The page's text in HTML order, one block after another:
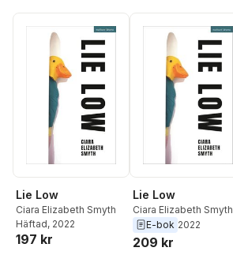
Lie Low
Ciara Elizabeth Smyth
Häftad, 2022
197 kr
Lie Low
Ciara Elizabeth Smyth
E-bok 2022
209 kr